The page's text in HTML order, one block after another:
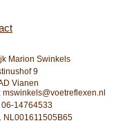
Marion Swinkels
9
Vianen
mswinkels@voetreflexen.nl
06-14764533
NL001611505B65